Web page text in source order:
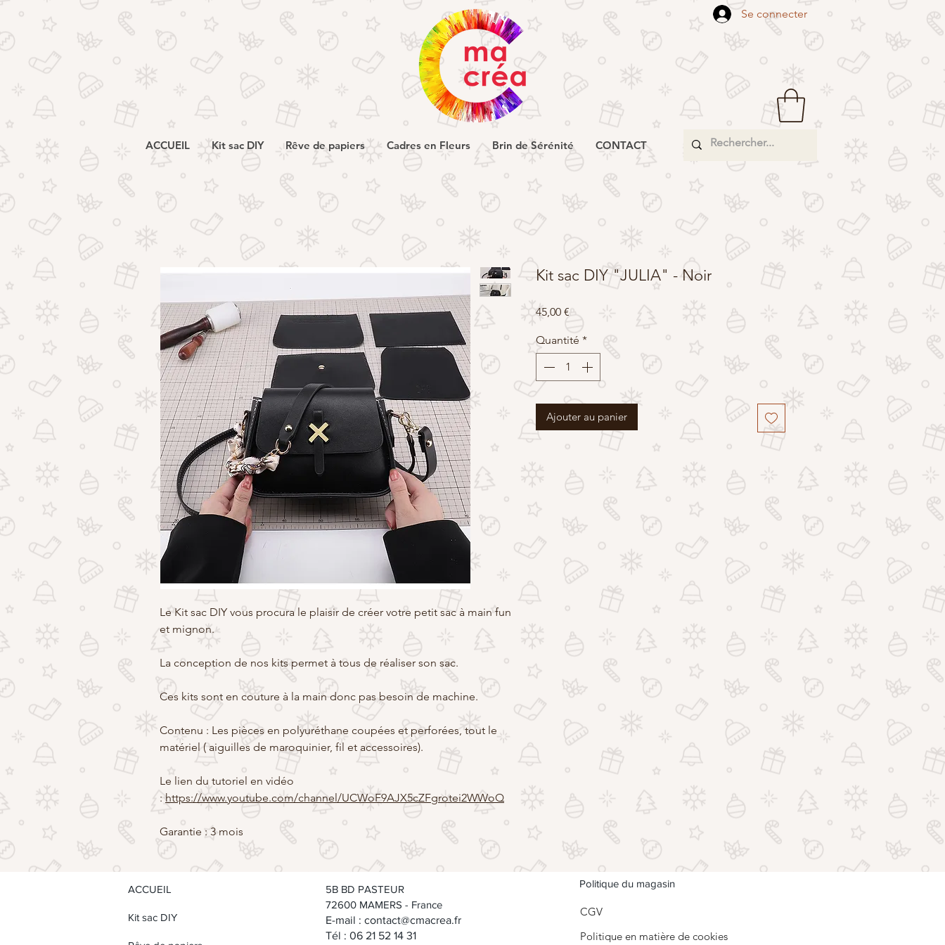
Se connecter
ACCUEIL Kit sac DIY Rêve de papiers Cadres en Fleurs Brin de Sérénité CONTACT
Le Kit sac DIY vous procura le plaisir de créer votre petit sac à main fun
et mignon.
La conception de nos kits permet à tous de réaliser son sac.
Ces kits sont en couture à la main donc pas besoin de machine.
Contenu : Les pièces en polyuréthane coupées et perforées, tout le
matériel ( aiguilles de maroquinier, fil et accessoires).
Le lien du tutoriel en vidéo
:https://www.youtube.com/channel/UCWoF9AJX5cZFgrotei2WWoQ
Garantie : 3 mois
Kit sac DIY "JULIA" - Noir
45,00 €Prix
Quantité *
Ajouter au panier
ACCUEIL
Kit sac DIY
5B BD PASTEUR
72600 MAMERS - France
E-mail : contact@cmacrea.fr
Tél : 06 21 52 14 31
Politique du magasin
CGV
Politique en matière de cookies